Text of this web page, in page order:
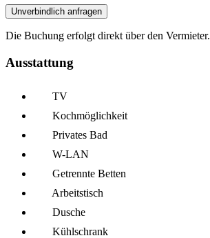
Unverbindlich anfragen
Die Buchung erfolgt direkt über den Vermieter.
Ausstattung
TV
Kochmöglich­keit
Privates Bad
W-LAN
Getrennte Betten
Arbeitstisch
Dusche
Kühl­schrank